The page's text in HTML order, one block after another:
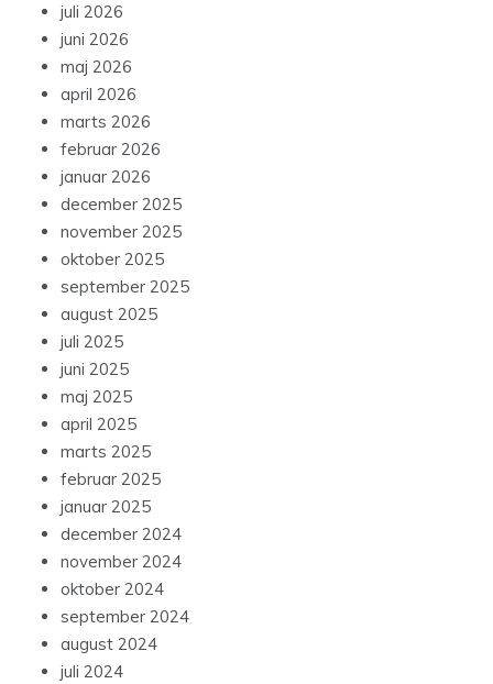
juli 2026
juni 2026
maj 2026
april 2026
marts 2026
februar 2026
januar 2026
december 2025
november 2025
oktober 2025
september 2025
august 2025
juli 2025
juni 2025
maj 2025
april 2025
marts 2025
februar 2025
januar 2025
december 2024
november 2024
oktober 2024
september 2024
august 2024
juli 2024